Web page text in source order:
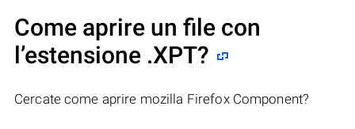
Come aprire un file con
l’estensione .XPT?
Cercate come aprire mozilla Firefox Component?